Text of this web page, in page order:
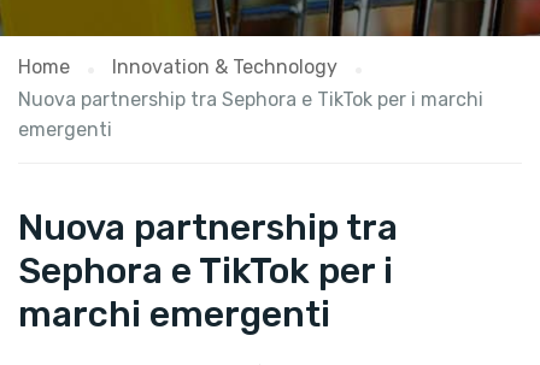
Home
Innovation & Technology
Nuova partnership tra Sephora e TikTok per i marchi
emergenti
Nuova partnership tra
Sephora e TikTok per i
marchi emergenti